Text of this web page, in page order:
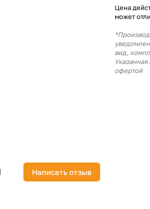
Цена
может
вид,
офертой
Написать отзыв